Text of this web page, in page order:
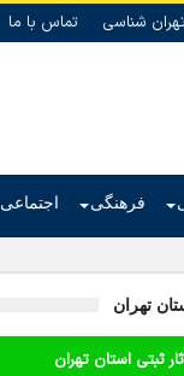
تهران شناسی تماس با ما
فرهنگی اجتماعی
تهران
ثبتی استان تهران